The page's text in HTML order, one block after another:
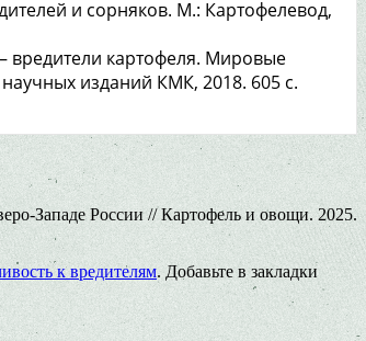
и сорняков. М.: Картофелевод,
картофеля. Мировые
изданий КМК, 2018. 605 с.
Западе России // Картофель и овощи. 2025.
к вредителям. Добавьте в закладки